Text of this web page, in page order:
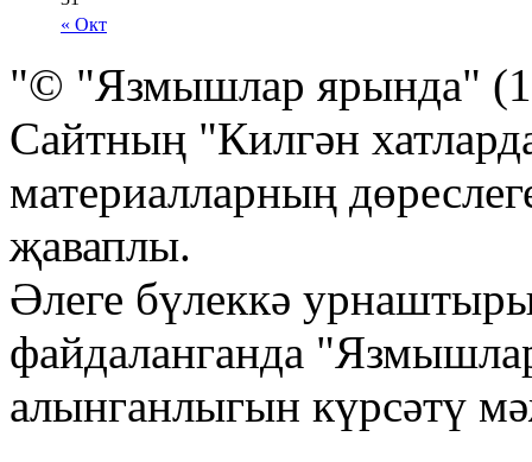
« Окт
"© "Язмышлар ярында"
Сайтның "Килгән
материалларның
җаваплы.
Әлеге бүлеккә
файдаланганда
алынганлыгын күрсәтү